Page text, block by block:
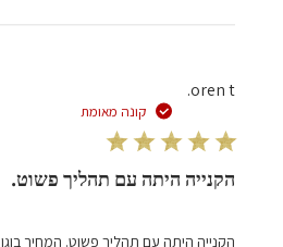
oren t.
קונה מאומת
הקנייה היתה עם תהליך פשוט.
הקנייה היתה עם תהליך פשוט. המחיר בוגן